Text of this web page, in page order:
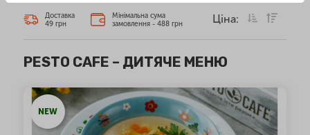
Доставка
49 грн
Мінімальна сума
замовлення - 488 грн
Ціна:
PESTO CAFE – ДИТЯЧЕ МЕНЮ
NEW